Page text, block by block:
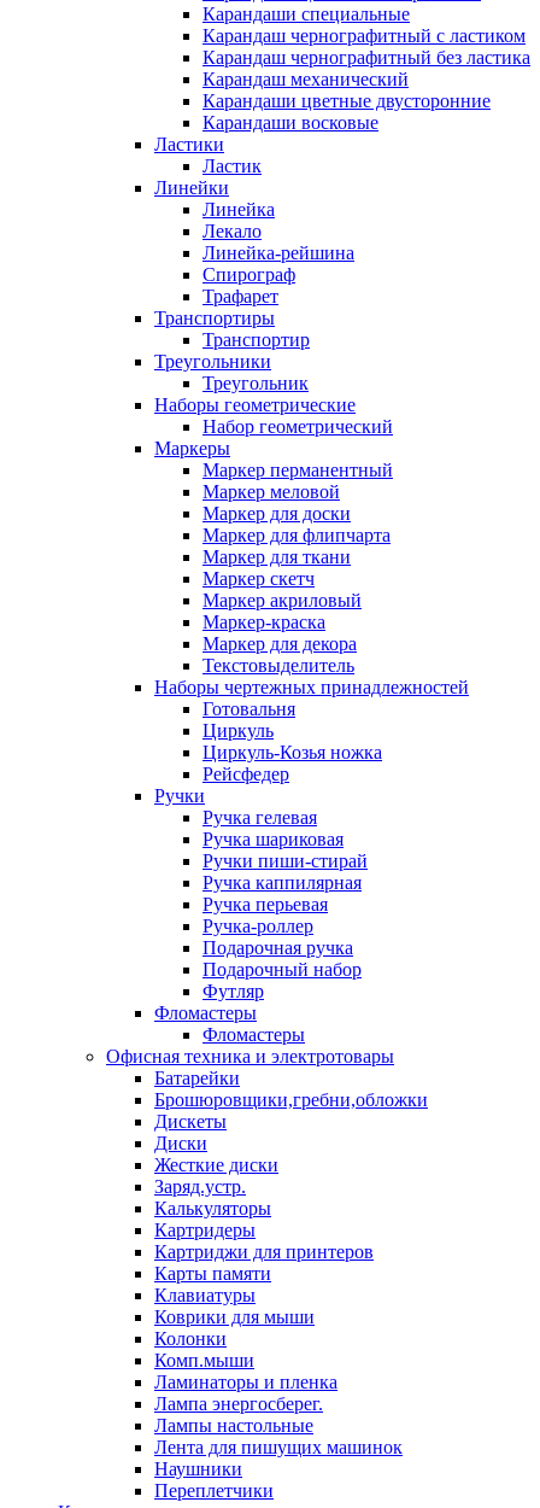
Карандаши специальные
Карандаш чернографитный с ластиком
Карандаш чернографитный без ластика
Карандаш механический
Карандаши цветные двусторонние
Карандаши восковые
Ластики
Ластик
Линейки
Линейка
Лекало
Линейка-рейшина
Спирограф
Трафарет
Транспортиры
Транспортир
Треугольники
Треугольник
Наборы геометрические
Набор геометрический
Маркеры
Маркер перманентный
Маркер меловой
Маркер для доски
Маркер для флипчарта
Маркер для ткани
Маркер скетч
Маркер акриловый
Маркер-краска
Маркер для декора
Текстовыделитель
Наборы чертежных принадлежностей
Готовальня
Циркуль
Циркуль-Козья ножка
Рейсфедер
Ручки
Ручка гелевая
Ручка шариковая
Ручки пиши-стирай
Ручка каппилярная
Ручка перьевая
Ручка-роллер
Подарочная ручка
Подарочный набор
Футляр
Фломастеры
Фломастеры
Офисная техника и электротовары
Батарейки
Брошюровщики,гребни,обложки
Дискеты
Диски
Жесткие диски
Заряд.устр.
Калькуляторы
Картридеры
Картриджи для принтеров
Карты памяти
Клавиатуры
Коврики для мыши
Колонки
Комп.мыши
Ламинаторы и пленка
Лампа энергосберег.
Лампы настольные
Лента для пишущих машинок
Наушники
Переплетчики